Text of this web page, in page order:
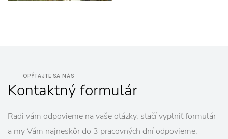
OPÝTAJTE SA NÁS
Kontaktnýformulár
Radi vám odpovieme na vaše otázky, stačí vyplniť formulár
a my Vám najneskôr do 3 pracovných dní odpovieme.